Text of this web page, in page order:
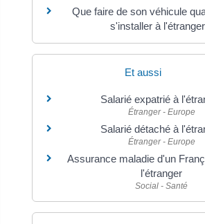
Que faire de son véhicule
s'installer à
Et aussi
Salarié expatrié à
Étranger - Europe
Salarié détaché à
Étranger - Europe
Assurance maladie d'un
l'étranger
Social - Santé